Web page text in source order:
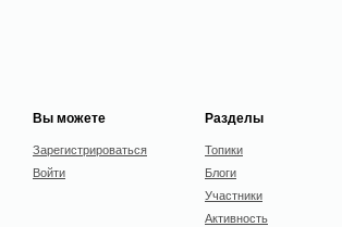
Вы можете
Зарегистрироваться
Войти
Разделы
Топики
Блоги
Участники
Активность